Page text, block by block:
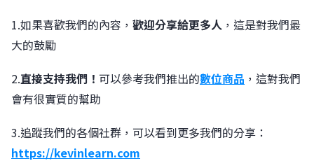
1.如果喜歡我們的內容， 歡迎分享給更多人 ，這是對我們最
大的鼓勵
2.直接支持我們！ 可以參考我們推出的數位商品 ，這對我們
會有很實質的幫助
3.追蹤我們的各個社群，可以看到更多我們的分享：
https://kevinlearn.com